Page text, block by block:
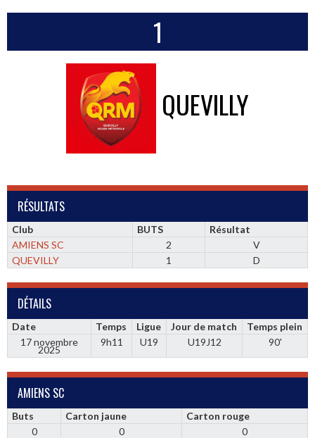
1
QUEVILLY
RÉSULTATS
Club BUTS
Résultat
AMIENS SC
2
V
QUEVILLY
1 D
DÉTAILS
Date Temps Ligue Jour de match
Temps plein
17 novembre
2025
9h11 U19 U19J12 90'
AMIENS SC
Buts Carton jaune
Carton rouge
0
0 0